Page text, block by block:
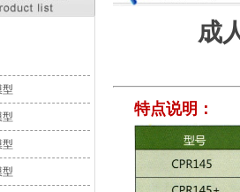
型
型
型
型
成
特点说明：